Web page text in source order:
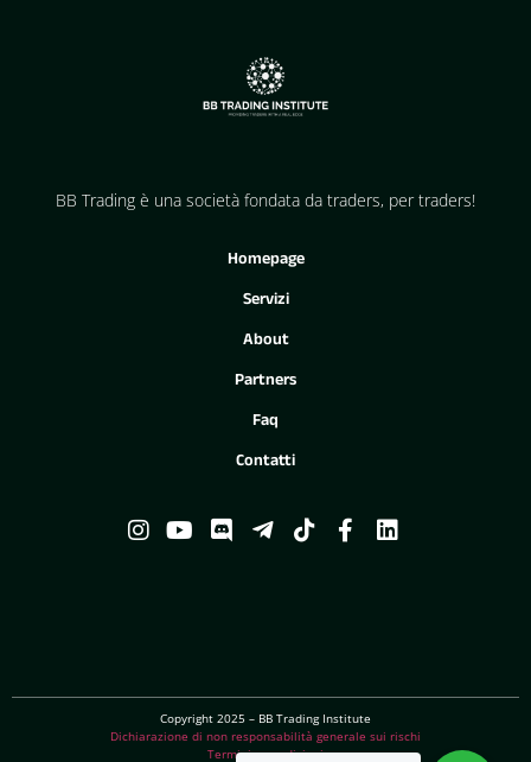
BB Trading è una società fondata da traders, per traders!
Homepage
Servizi
About
Partners
Faq
Contatti
Copyright 2025 – BB Trading Institute
Dichiarazione di non responsabilità generale sui rischi
Termini e condizioni